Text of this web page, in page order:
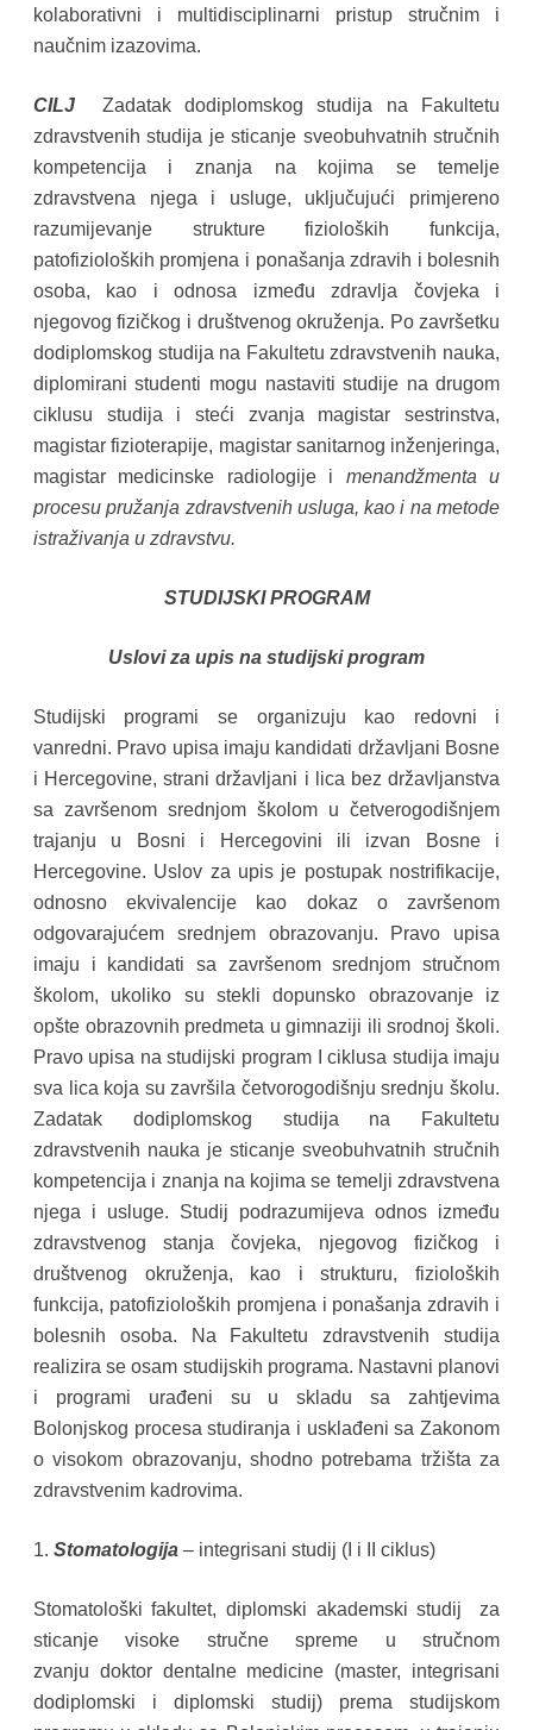
kolaborativni i multidisciplinarni pristup stručnim i
naučnim izazovima.
CILJZadatak dodiplomskog studija na Fakultetu
zdravstvenih studija je sticanje sveobuhvatnih stručnih
kompetencija i znanja na kojima se temelje
zdravstvena njega i usluge, uključujući primjereno
razumijevanje strukture fizioloških funkcija,
patofizioloških promjena i ponašanja zdravih i bolesnih
osoba, kao i odnosa između zdravlja čovjeka i
njegovog fizičkog i društvenog okruženja. Po završetku
dodiplomskog studija na Fakultetu zdravstvenih nauka,
diplomirani studenti mogu nastaviti studije na drugom
ciklusu studija i steći zvanja magistar sestrinstva,
magistar fizioterapije, magistar sanitarnog inženjeringa,
magistar medicinske radiologije i menandžmenta u
procesu pružanja zdravstvenih usluga, kao i na metode
istraživanja u zdravstvu.
STUDIJSKI PROGRAM
Uslovi za upis na studijski program
Studijski programi se organizuju kao redovni i
vanredni. Pravo upisa imaju kandidati državljani Bosne
i Hercegovine, strani državljani i lica bez državljanstva
sa završenom srednjom školom u četverogodišnjem
trajanju u Bosni i Hercegovini ili izvan Bosne i
Hercegovine. Uslov za upis je postupak nostrifikacije,
odnosno ekvivalencije kao dokaz o završenom
odgovarajućem srednjem obrazovanju. Pravo upisa
imaju i kandidati sa završenom srednjom stručnom
školom, ukoliko su stekli dopunsko obrazovanje iz
opšte obrazovnih predmeta u gimnaziji ili srodnoj školi.
Pravo upisa na studijski program I ciklusa studija imaju
sva lica koja su završila četvorogodišnju srednju školu.
Zadatak dodiplomskog studija na Fakultetu
zdravstvenih nauka je sticanje sveobuhvatnih stručnih
kompetencija i znanja na kojima se temelji zdravstvena
njega i usluge. Studij podrazumijeva odnos između
zdravstvenog stanja čovjeka, njegovog fizičkog i
društvenog okruženja, kao i strukturu, fizioloških
funkcija, patofizioloških promjena i ponašanja zdravih i
bolesnih osoba. Na Fakultetu zdravstvenih studija
realizira se osam studijskih programa. Nastavni planovi
i programi urađeni su u skladu sa zahtjevima
Bolonjskog procesa studiranja i usklađeni sa Zakonom
o visokom obrazovanju, shodno potrebama tržišta za
zdravstvenim kadrovima.
1. Stomatologija– integrisani studij (I i II ciklus)
Stomatološki fakultet, diplomski akademski studij za
sticanje visoke stručne spreme u stručnom
zvanju doktor dentalne medicine (master, integrisani
dodiplomski i diplomski studij) prema studijskom